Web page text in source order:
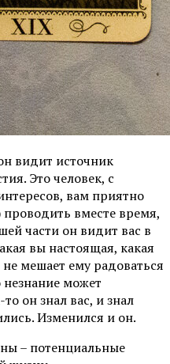
видит источник
Это человек, с
вам приятно
вместе время,
части он видит вас в
вы настоящая, какая
мешает ему радоваться
незнание может
он знал вас, и знал
Изменился и он.
– потенциальные